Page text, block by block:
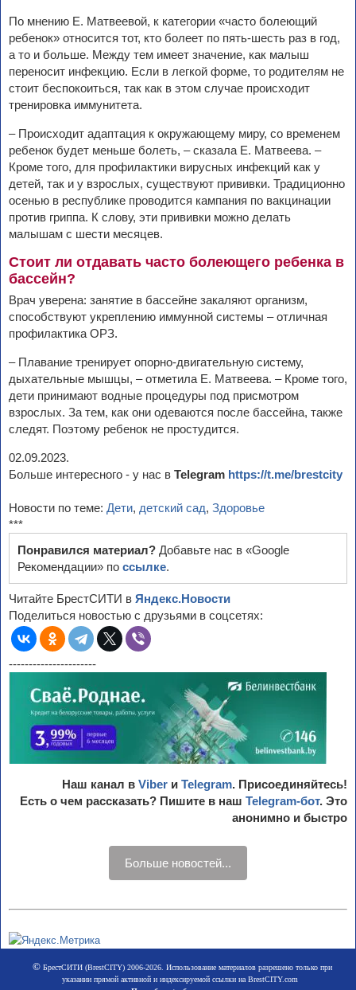
По мнению Е. Матвеевой, к категории «часто болеющий
ребенок» относится тот, кто болеет по пять-шесть раз в год,
а то и больше. Между тем имеет значение, как малыш
переносит инфекцию. Если в легкой форме, то родителям не
стоит беспокоиться, так как в этом случае происходит
тренировка иммунитета.
– Происходит адаптация к окружающему миру, со временем
ребенок будет меньше болеть, – сказала Е. Матвеева. –
Кроме того, для профилактики вирусных инфекций как у
детей, так и у взрослых, существуют прививки. Традиционно
осенью в республике проводится кампания по вакцинации
против гриппа. К слову, эти прививки можно делать
малышам с шести месяцев.
Стоит ли отдавать часто болеющего ребенка в
бассейн?
Врач уверена: занятие в бассейне закаляют организм,
способствуют укреплению иммунной системы – отличная
профилактика ОРЗ.
– Плавание тренирует опорно-двигательную систему,
дыхательные мышцы, – отметила Е. Матвеева. – Кроме того,
дети принимают водные процедуры под присмотром
взрослых. За тем, как они одеваются после бассейна, также
следят. Поэтому ребенок не простудится.
02.09.2023.
Больше интересного - у нас в Telegram https://t.me/brestcity
Новости по теме: Дети, детский сад, Здоровье
***
Понравился материал? Добавьте нас в «Google
Рекомендации» по ссылке.
Читайте БрестСИТИ в Яндекс.Новости
Поделиться новостью с друзьями в соцсетях:
----------------------
Наш канал в Viber и Telegram. Присоединяйтесь!
Есть о чем рассказать? Пишите в наш Telegram-бот. Это
анонимно и быстро
Больше новостей...
©БрестСИТИ (BrestCITY) 2006-2026. Использование материалов разрешено только при
указании прямой активной и индексируемой ссылки на BrestCITY.com